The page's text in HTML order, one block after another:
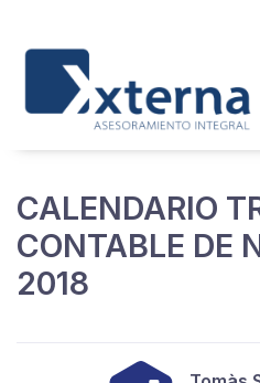
CALENDARIO
CONTABLE DE
2018